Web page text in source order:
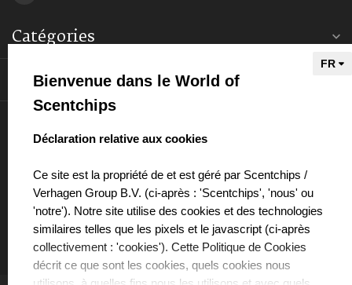
Catégories
Informations
Bienvenue dans le World of
Scentchips
select language
Déclaration relative aux cookies
Ce site est la propriété de et est géré par Scentchips /
Verhagen Group B.V. (ci-après : 'Scentchips', 'nous' ou
'notre'). Notre site utilise des cookies et des technologies
similaires telles que les pixels et le javascript (ci-après
collectivement : 'cookies'). Cette Politique de Cookies
décrit ce que sont les cookies, quels cookies nous